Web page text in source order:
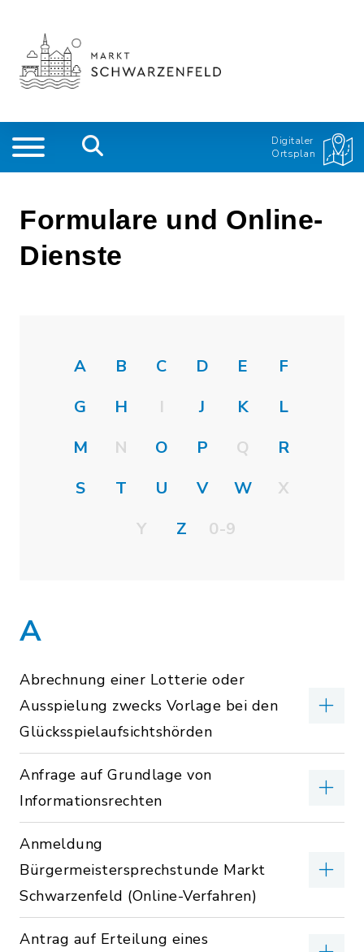
Digitaler
Ortsplan
Formulare und Online-
Dienste
A B C D E
F
G
H I J K
L
M
N O P Q
R
S
T U V W
X
Y
Z 0-9
A
Abrechnung einer Lotterie oder
Ausspielung zwecks Vorlage bei den
Glücksspielaufsichtshörden
Anfrage auf Grundlage von
Informationsrechten
Anmeldung
Bürgermeistersprechstunde Markt
Schwarzenfeld (Online-Verfahren)
Antrag auf Erteilung eines